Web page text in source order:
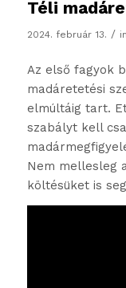
Téli
2024. február 13. / in
Az első fagyok
madáretetési
elmúltáig tart.
szabályt kell
Nem mellesleg
költésüket is